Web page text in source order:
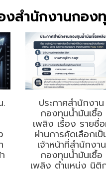
งสำนักงานกอง
ประกาศสำนักงาน
กองทุนน้ำมันเชื้อ
เพลิง เรื่อง รายชื่
ผ่านการคัดเลือกเป็
เจ้าหน้าที่สำนักงาน
กองทุนน้ำมันเชื้อ
เพลิง ตำแหน่ง นิติ